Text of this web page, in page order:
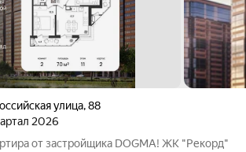
улица,88
2026
от застройщика DOGMA! ЖК "Рекорд"